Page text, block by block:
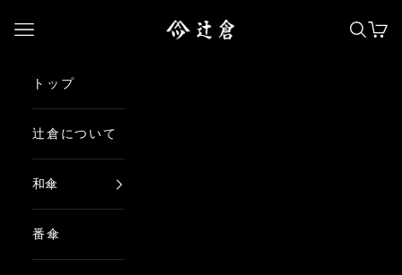
日本最古の京都和傘屋 辻倉
メニューを開く 検索を
カー
トップ
辻倉について
和傘
番傘